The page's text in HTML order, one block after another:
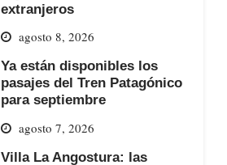
extranjeros
agosto 8, 2026
Ya están disponibles los
pasajes del Tren Patagónico
para septiembre
agosto 7, 2026
Villa La Angostura: las